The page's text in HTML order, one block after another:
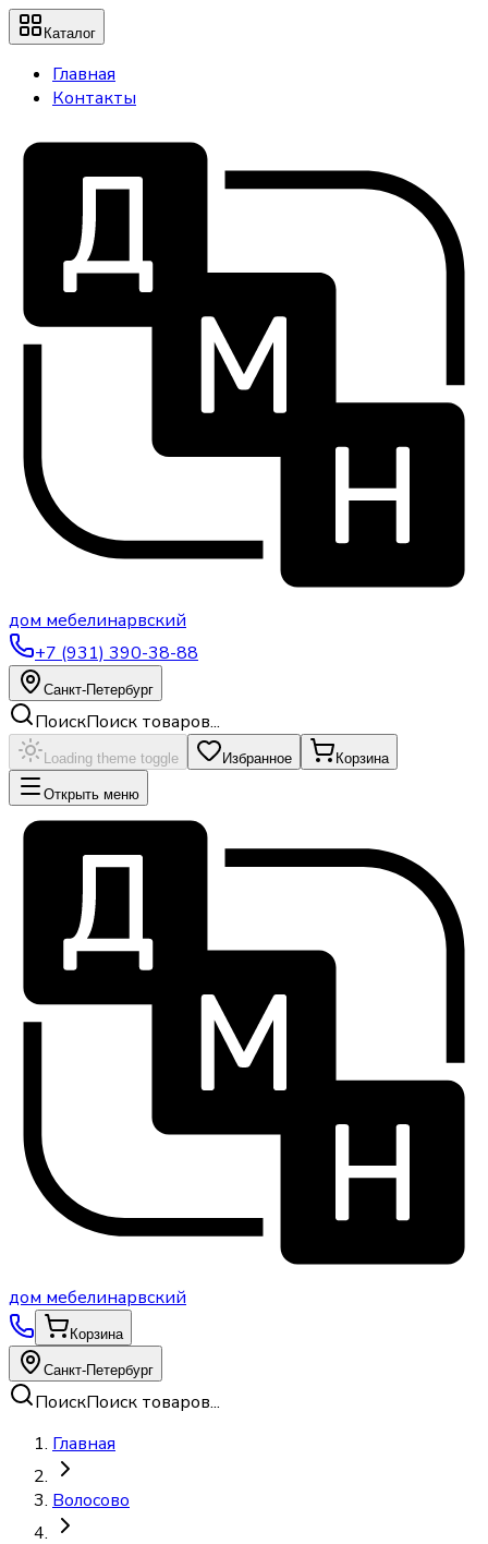
Каталог
Главная
Контакты
дом мебелинарвский
+7 (931) 390-38-88
Санкт-Петербург
ПоискПоиск товаров...
Loading theme toggle Избранное Корзина
Открыть меню
дом мебелинарвский
Корзина
Санкт-Петербург
ПоискПоиск товаров...
Главная
Волосово